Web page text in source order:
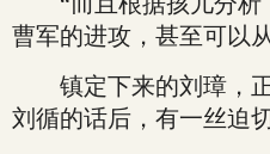
曹军的进攻，甚至可以
镇定下来的刘璋，正
刘循的话后，有一丝迫